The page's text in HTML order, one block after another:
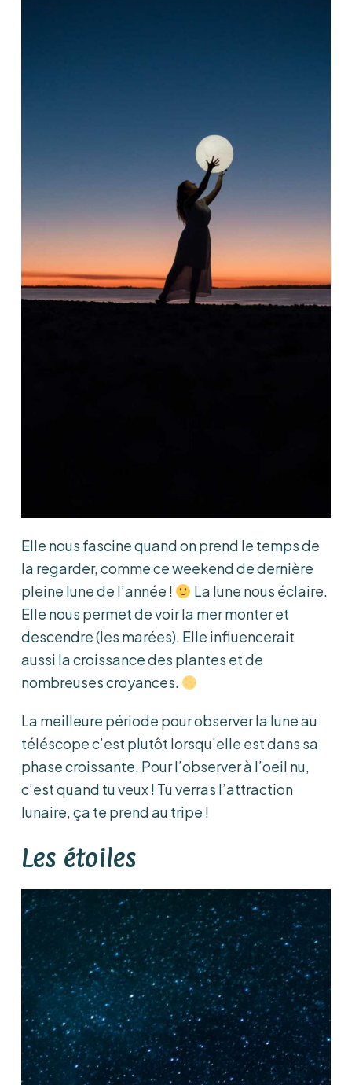
Elle nous fascine quand on prend le temps de
la regarder, comme ce weekend de dernière
pleine lune de l’année !
La lune nous éclaire.
Elle nous permet de voir la mer monter et
descendre (les marées). Elle influencerait
aussi la croissance des plantes et de
nombreuses croyances.
La meilleure période pour observer la lune au
téléscope c’est plutôt lorsqu’elle est dans sa
phase croissante. Pour l’observer à l’oeil nu,
c’est quand tu veux ! Tu verras l’attraction
lunaire, ça te prend au tripe !
Les étoiles